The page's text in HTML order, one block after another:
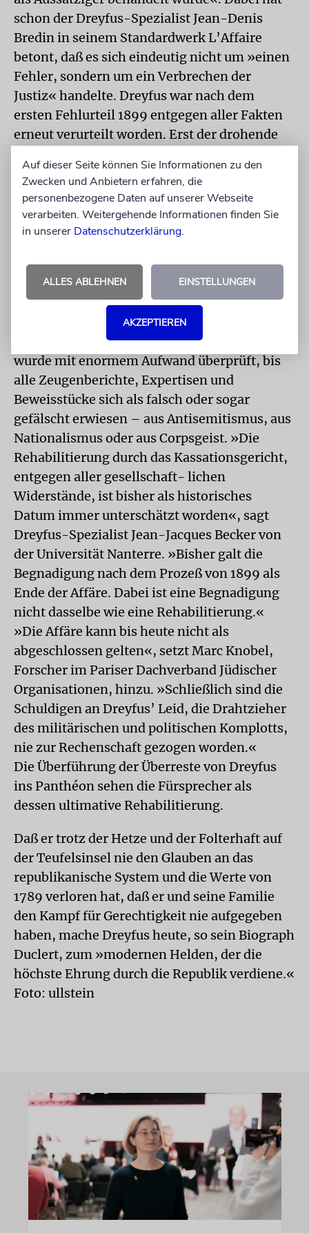
schon der Dreyfus-Spezialist Jean-Denis
Bredin in seinem Standardwerk L’Affaire
betont, daß es sich eindeutig nicht um »einen
Fehler, sondern um ein Verbrechen der
Justiz« handelte. Dreyfus war nach dem
ersten Fehlurteil 1899 entgegen aller Fakten
erneut verurteilt worden. Erst der drohende
geplanten Pariser Weltausstellung hatte zu
seiner Begnadigung geführt. Auf eine
Rehabilitierung wartete Dreyfus noch sieben
weitere Jahre.
einer solchen Rehabilitierung könnte die
heutigen offiziellen Fehleinschätzungen
entschuldigen. Jeder einzelne Punkt der
wurde mit enormem Aufwand überprüft, bis
alle Zeugenberichte, Expertisen und
Beweisstücke sich als falsch oder sogar
gefälscht erwiesen – aus Antisemitismus, aus
Nationalismus oder aus Corpsgeist. »Die
Rehabilitierung durch das Kassationsgericht,
entgegen aller gesellschaft- lichen
Widerstände, ist bisher als historisches
Datum immer unterschätzt worden«, sagt
Dreyfus-Spezialist Jean-Jacques Becker von
der Universität Nanterre. »Bisher galt die
Begnadigung nach dem Prozeß von 1899 als
Ende der Affäre. Dabei ist eine Begnadigung
nicht dasselbe wie eine Rehabilitierung.«
»Die Affäre kann bis heute nicht als
abgeschlossen gelten«, setzt Marc Knobel,
Forscher im Pariser Dachverband Jüdischer
Organisationen, hinzu. »Schließlich sind die
Schuldigen an Dreyfus’ Leid, die Drahtzieher
des militärischen und politischen Komplotts,
nie zur Rechenschaft gezogen worden.«
Die Überführung der Überreste von Dreyfus
ins Panthéon sehen die Fürsprecher als
dessen ultimative Rehabilitierung.
Daß er trotz der Hetze und der Folterhaft auf
der Teufelsinsel nie den Glauben an das
republikanische System und die Werte von
1789 verloren hat, daß er und seine Familie
den Kampf für Gerechtigkeit nie aufgegeben
haben, mache Dreyfus heute, so sein Biograph
Duclert, zum »modernen Helden, der die
höchste Ehrung durch die Republik verdiene.«
Foto: ullstein
Auf dieser Seite können Sie Informationen zu den
Zwecken und Anbietern erfahren, die
personenbezogene Daten auf unserer Webseite
verarbeiten. Weitergehende Informationen finden Sie
in unserer Datenschutzerklärung.
ALLES ABLEHNEN EINSTELLUNGEN
AKZEPTIEREN